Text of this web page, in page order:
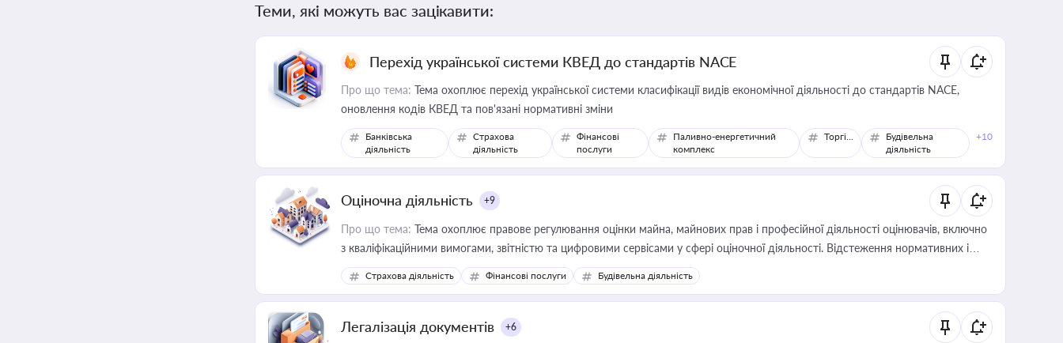
Теми, які можуть вас зацікавити:
Перехід української системи КВЕД до стандартів NACE
Про що тема: Тема охоплює перехід української системи класифікації видів економічної діяльності до стандартів NACE,
оновлення кодів КВЕД та пов'язані нормативні зміни
Банківська
діяльність
Страхова
діяльність
Фінансові
послуги
Паливно-енергетичний
комплекс
Торгівля
Будівельна
діяльність
+10
Оціночна діяльність +9
Про що тема: Тема охоплює правове регулювання оцінки майна, майнових прав і професійної діяльності оцінювачів, включно
з кваліфікаційними вимогами, звітністю та цифровими сервісами у сфері оціночної діяльності. Відстеження нормативних і
медійних змін у цій сфері корисне для власника бізнесу, керівника, юриста або бухгалтера під час оподаткування,
приватизації, оренди державного майна, корпоративних угод і перевірки статусу суб'єктів оціночної діяльності
Страхова діяльність Фінансові послуги Будівельна діяльність
Легалізація документів +6